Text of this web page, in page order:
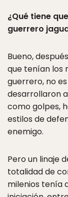
¿Qué tiene
guerrero
Bueno,
que tenían los
guerrero, no
desarrollaron
como golpes,
estilos de
enemigo.
Pero un linaje
totalidad de
milenios tenía